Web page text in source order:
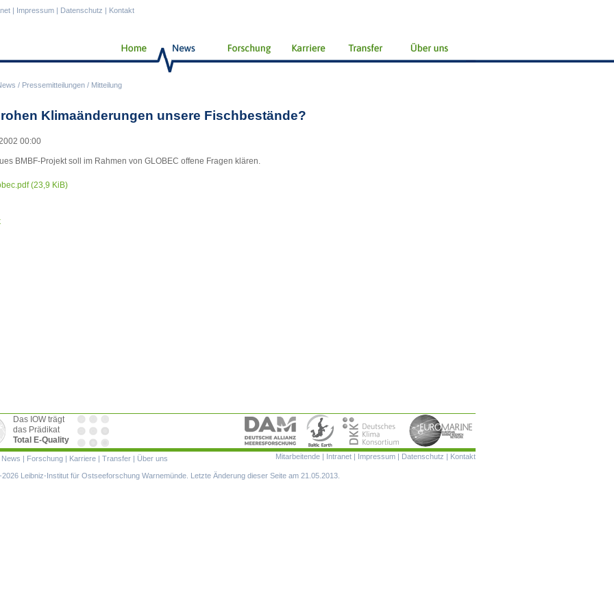
/ Pressemitteilungen / Mitteilung
| Impressum | Datenschutz | Kontakt
Klimaänderungen unsere Fischbestände?
00:00
BMBF-Projekt soll im Rahmen von GLOBEC offene Fragen klären.
(23,9 KiB)
Das IOW trägt
das Prädikat
Total E-Quality
Navigation
Mitarbeitende | Intranet | Impressum | Datenschutz | Kontakt
News | Forschung | Karriere | Transfer | Über uns
Leibniz-Institut für Ostseeforschung Warnemünde. Letzte Änderung dieser Seite am 21.05.2013.